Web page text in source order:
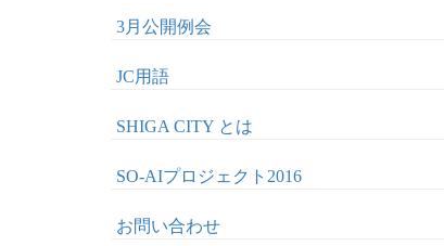
3月公開例会
JC用語
SHIGA CITY とは
SO-AIプロジェクト2016
お問い合わせ